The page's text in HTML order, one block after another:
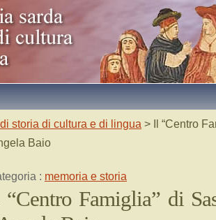
storia di cultura e di lingua > Il “Centro
Baio
: memoria e storia
Famiglia” di